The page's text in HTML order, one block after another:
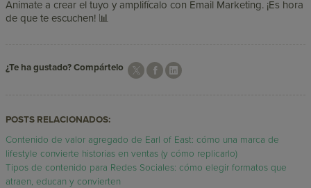
Animate a crear el tuyo y amplifícalo con Email Marketing. ¡Es hora
de que te escuchen! 📊
¿Te ha gustado? Compártelo
POSTS RELACIONADOS:
Contenido de valor agregado de Earl of East: cómo una marca de
lifestyle convierte historias en ventas (y cómo replicarlo)
Tipos de contenido para Redes Sociales: cómo elegir formatos que
atraen, educan y convierten